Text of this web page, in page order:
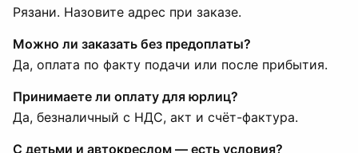
Рязани. Назовите адрес при заказе.
Можно ли заказать без предоплаты?
Да, оплата по факту подачи или после прибытия.
Принимаете ли оплату для юрлиц?
Да, безналичный с НДС, акт и счёт-фактура.
С детьми и автокреслом — есть условия?